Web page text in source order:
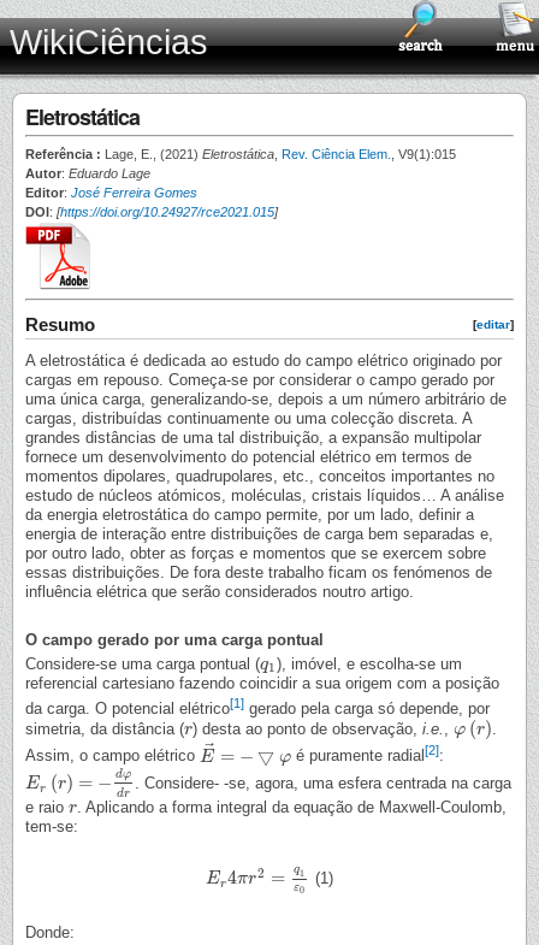
WikiCiências
Eletrostática
Referência : Lage, E., (2021) Eletrostática Rev. Ciência Elem.
, V9(1):015
Autor: Eduardo Lage
Editor: José Ferreira Gomes
DOI: [https://doi.org/10.24927/rce2021.015]
[editar]
Resumo
A eletrostática é dedicada ao estudo do campo elétrico originado por
cargas em repouso. Começa-se por considerar o campo gerado por
uma única carga, generalizando-se, depois a um número arbitrário de
cargas, distribuídas continuamente ou uma colecção discreta. A
grandes distâncias de uma tal distribuição, a expansão multipolar
fornece um desenvolvimento do potencial elétrico em termos de
momentos dipolares, quadrupolares, etc., conceitos importantes no
estudo de núcleos atómicos, moléculas, cristais líquidos… A análise
da energia eletrostática do campo permite, por um lado, definir a
energia de interação entre distribuições de carga bem separadas e,
por outro lado, obter as forças e momentos que se exercem sobre
essas distribuições. De fora deste trabalho ficam os fenómenos de
influência elétrica que serão considerados noutro artigo.
O campo gerado por uma carga pontual
Considere-se uma carga pontual (q1
q1 ), imóvel, e escolha-se um
referencial cartesiano fazendo coincidir a sua origem com a posição
da carga. O potencial elétrico[1] gerado pela carga só depende, por
simetria, da distância (r
r ) desta ao ponto de observação,i.e. ,φ (r)
φ( r)
.
Assim, o campo elétrico E = − ▽ φ
E→= −▽ φ é puramente radial[2]:
Er (r) = − dφ
dr
Er( )=− dφ dr
. Considere- -se, agora, uma esfera centrada na carga
e raio r
r . Aplicando a forma integral da equação de Maxwell-Coulomb,
tem-se:
Er4πr2 = q1
ε0
Er4πr2= q1ε 0 (1)
Donde: